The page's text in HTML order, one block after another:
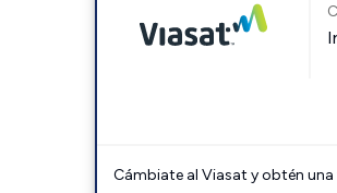
Cámbiate al Viasat y obtén